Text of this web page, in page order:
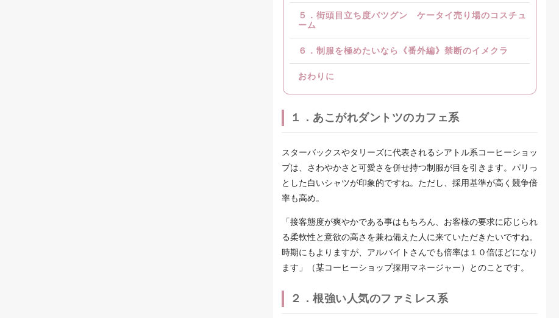
５．街頭目立ち度バツグン ケータイ売り場のコスチュ
ーム
６．制服を極めたいなら《番外編》禁断のイメクラ
おわりに
１．あこがれダントツのカフェ系
スターバックスやタリーズに代表されるシアトル系コーヒーショッ
プは、さわやかさと可愛さを併せ持つ制服が目を引きます。パリっ
とした白いシャツが印象的ですね。ただし、採用基準が高く競争倍
率も高め。
「接客態度が爽やかである事はもちろん、お客様の要求に応じられ
る柔軟性と意欲の高さを兼ね備えた人に来ていただきたいですね。
時期にもよりますが、アルバイトさんでも倍率は１０倍ほどになり
ます」（某コーヒーショップ採用マネージャー）とのことです。
２．根強い人気のファミレス系